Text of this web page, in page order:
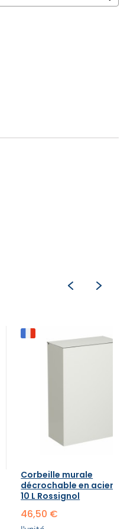
Corbeille murale
décrochable en acier blanc
10 L Rossignol
46,50 €